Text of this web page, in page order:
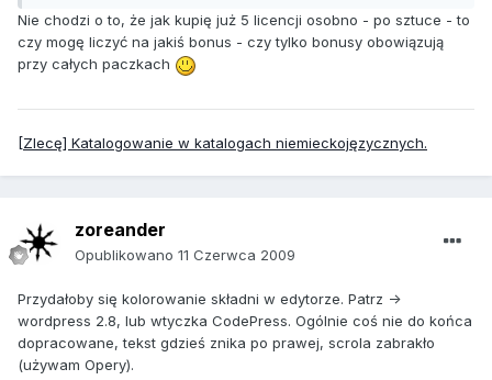
Nie chodzi o to, że jak kupię już 5 licencji osobno - po sztuce - to
czy mogę liczyć na jakiś bonus - czy tylko bonusy obowiązują
przy całych paczkach
[Zlecę] Katalogowanie w katalogach niemieckojęzycznych.
zoreander
Opublikowano 11 Czerwca 2009
Przydałoby się kolorowanie składni w edytorze. Patrz ->
wordpress 2.8, lub wtyczka CodePress. Ogólnie coś nie do końca
dopracowane, tekst gdzieś znika po prawej, scrola zabrakło
(używam Opery).